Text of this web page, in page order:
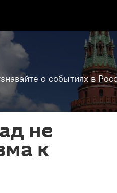
о событиях в
не
к